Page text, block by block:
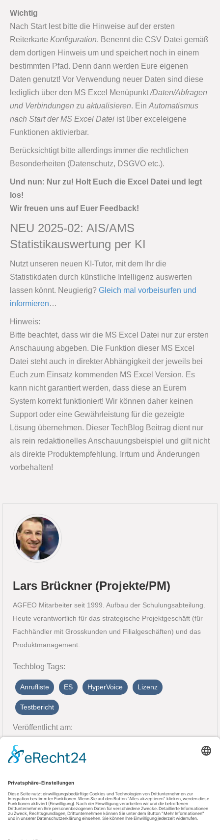
Wichtig
Nach Start lest bitte die Hinweise auf der ersten
Reiterkarte Konfiguration. Benennt die CSV Datei gemäß
dem dortigen Hinweis um und speichert noch in einem
bestimmten Pfad. Denn dann werden Eure eigenen
Daten genutzt! Vor Verwendung neuer Daten sind diese
lediglich über den MS Excel Menüpunkt/Daten/Abfragen
und Verbindungen zu aktualisieren. Ein Automatismus
nach Start der MS Excel Datei ist über exceleigene
Funktionen aktivierbar.
Berücksichtigt bitte allerdings immer die rechtlichen
Besonderheiten (Datenschutz, DSGVO etc.).
Und nun: Nur zu! Holt Euch die Excel Datei und legt
los!
Wir freuen uns auf Euer Feedback!
NEU 2025-02: AIS/AMS
Statistikauswertung per KI
Nutzt unseren neuen KI-Tutor, mit dem Ihr die
Statistikdaten durch künstliche Intelligenz auswerten
lassen könnt. Neugierig? Gleich mal vorbeisurfen und
informieren…
Hinweis:
Bitte beachtet, dass wir die MS Excel Datei nur zur ersten
Anschauung abgeben. Die Funktion dieser MS Excel
Datei steht auch in direkter Abhängigkeit der jeweils bei
Euch zum Einsatz kommenden MS Excel Version. Es
kann nicht garantiert werden, dass diese an Eurem
System korrekt funktioniert! Wir können daher keinen
Support oder eine Gewährleistung für die gezeigte
Lösung übernehmen. Dieser TechBlog Beitrag dient nur
als rein redaktionelles Anschauungsbeispiel und gilt nicht
als direkte Produktempfehlung. Irrtum und Änderungen
vorbehalten!
Lars Brückner (Projekte/PM)
AGFEO Mitarbeiter seit 1999. Aufbau der Schulungsabteilung.
Heute verantwortlich für das strategische Projektgeschäft (für
Fachhändler mit Grosskunden und Filialgeschäften) und das
Produktmanagement.
Techblog Tags:
Anrufliste ES HyperVoice Lizenz
Testbericht
Veröffentlicht am:
22. Oktober 2022
Kontakt
AGFEO GmbH & Co. KG
33647 Bielefeld